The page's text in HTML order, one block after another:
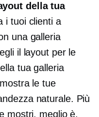
della tua
i tuoi clienti a
una galleria
il layout per le
tua galleria
le tue
naturale. Più
mostri, meglio è.